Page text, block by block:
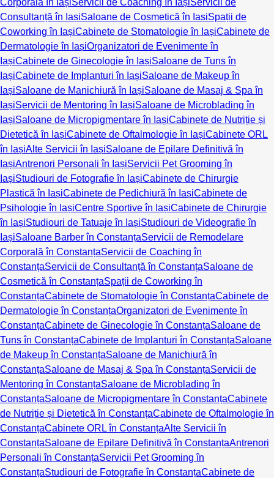
Corporală în IașiServicii de Coaching în IașiServicii de
Consultanță în IașiSaloane de Cosmetică în IașiSpații de
Coworking în IașiCabinete de Stomatologie în IașiCabinete de
Dermatologie în IașiOrganizatori de Evenimente în
IașiCabinete de Ginecologie în IașiSaloane de Tuns în
IașiCabinete de Implanturi în IașiSaloane de Makeup în
IașiSaloane de Manichiură în IașiSaloane de Masaj & Spa în
IașiServicii de Mentoring în IașiSaloane de Microblading în
IașiSaloane de Micropigmentare în IașiCabinete de Nutriție și
Dietetică în IașiCabinete de Oftalmologie în IașiCabinete ORL
în IașiAlte Servicii în IașiSaloane de Epilare Definitivă în
IașiAntrenori Personali în IașiServicii Pet Grooming în
IașiStudiouri de Fotografie în IașiCabinete de Chirurgie
Plastică în IașiCabinete de Pedichiură în IașiCabinete de
Psihologie în IașiCentre Sportive în IașiCabinete de Chirurgie
în IașiStudiouri de Tatuaje în IașiStudiouri de Videografie în
IașiSaloane Barber în ConstanțaServicii de Remodelare
Corporală în ConstanțaServicii de Coaching în
ConstanțaServicii de Consultanță în ConstanțaSaloane de
Cosmetică în ConstanțaSpații de Coworking în
ConstanțaCabinete de Stomatologie în ConstanțaCabinete de
Dermatologie în ConstanțaOrganizatori de Evenimente în
ConstanțaCabinete de Ginecologie în ConstanțaSaloane de
Tuns în ConstanțaCabinete de Implanturi în ConstanțaSaloane
de Makeup în ConstanțaSaloane de Manichiură în
ConstanțaSaloane de Masaj & Spa în ConstanțaServicii de
Mentoring în ConstanțaSaloane de Microblading în
ConstanțaSaloane de Micropigmentare în ConstanțaCabinete
de Nutriție și Dietetică în ConstanțaCabinete de Oftalmologie în
ConstanțaCabinete ORL în ConstanțaAlte Servicii în
ConstanțaSaloane de Epilare Definitivă în ConstanțaAntrenori
Personali în ConstanțaServicii Pet Grooming în
ConstanțaStudiouri de Fotografie în ConstanțaCabinete de